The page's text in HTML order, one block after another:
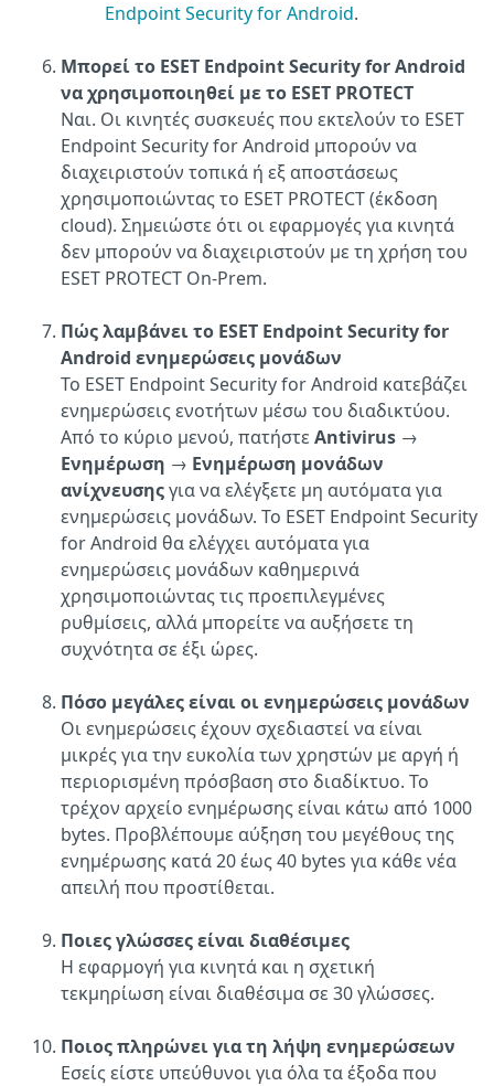
Endpoint Security for Android.
Μπορεί το ESET Endpoint Security for Android
να χρησιμοποιηθεί με το ESET PROTECT
Ναι. Οι κινητές συσκευές που εκτελούν το ESET
Endpoint Security for Android μπορούν να
διαχειριστούν τοπικά ή εξ αποστάσεως
χρησιμοποιώντας το ESET PROTECT (έκδοση
cloud). Σημειώστε ότι οι εφαρμογές για κινητά
δεν μπορούν να διαχειριστούν με τη χρήση του
ESET PROTECT On-Prem.
Πώς λαμβάνει το ESET Endpoint Security for
Android ενημερώσεις μονάδων
Το ESET Endpoint Security for Android κατεβάζει
ενημερώσεις ενοτήτων μέσω του διαδικτύου.
Από το κύριο μενού, πατήστε Antivirus →
Ενημέρωση → Ενημέρωση μονάδων
ανίχνευσηςγια να ελέγξετε μη αυτόματα για
ενημερώσεις μονάδων. Το ESET Endpoint Security
for Android θα ελέγχει αυτόματα για
ενημερώσεις μονάδων καθημερινά
χρησιμοποιώντας τις προεπιλεγμένες
ρυθμίσεις, αλλά μπορείτε να αυξήσετε τη
συχνότητα σε έξι ώρες.
Πόσο μεγάλες είναι οι ενημερώσεις μονάδων
Οι ενημερώσεις έχουν σχεδιαστεί να είναι
μικρές για την ευκολία των χρηστών με αργή ή
περιορισμένη πρόσβαση στο διαδίκτυο. Το
τρέχον αρχείο ενημέρωσης είναι κάτω από 1000
bytes. Προβλέπουμε αύξηση του μεγέθους της
ενημέρωσης κατά 20 έως 40 bytes για κάθε νέα
απειλή που προστίθεται.
Ποιες γλώσσες είναι διαθέσιμες
Η εφαρμογή για κινητά και η σχετική
τεκμηρίωση είναι διαθέσιμα σε 30 γλώσσες.
Ποιος πληρώνει για τη λήψη ενημερώσεων
Εσείς είστε υπεύθυνοι για όλα τα έξοδα που